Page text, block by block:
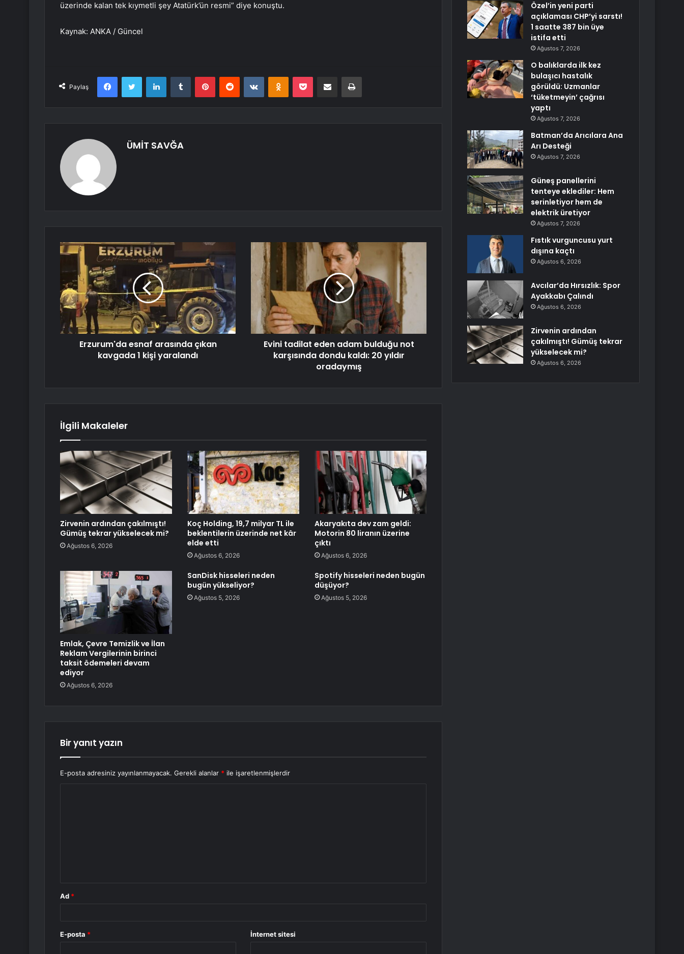
üzerinde kalan tek kıymetli şey Atatürk’ün resmi” diye konuştu.
Kaynak: ANKA / Güncel
Paylaş
FacebookTwitter LinkedInTumblr PinterestReddit VKontakteOdnoklassniki
Pocket E-Posta ile paylaş Yazdır
ÜMİT SAVĞA
Erzurum'da esnaf arasında çıkan
kavgada 1 kişi yaralandı
Evini tadilat eden adam bulduğu not
karşısında dondu kaldı: 20 yıldır
oradaymış
İlgili Makaleler
Zirvenin ardından çakılmıştı!
Gümüş tekrar yükselecek mi?
Ağustos 6, 2026
Koç Holding, 19,7 milyar TL ile
beklentilerin üzerinde net kâr
elde etti
Ağustos 6, 2026
Akaryakıta dev zam geldi:
Motorin 80 liranın üzerine
çıktı
Ağustos 6, 2026
Emlak, Çevre Temizlik ve İlan
Reklam Vergilerinin birinci
taksit ödemeleri devam
ediyor
Ağustos 6, 2026
SanDisk hisseleri neden
bugün yükseliyor?
Ağustos 5, 2026
Spotify hisseleri neden bugün
düşüyor?
Ağustos 5, 2026
Bir yanıt yazın
E-posta adresiniz yayınlanmayacak. Gerekli alanlar * ile işaretlenmişlerdir
Ad *
E-posta * İnternet sitesi
Özel’in yeni parti
açıklaması CHP’yi sarstı!
1 saatte 387 bin üye
istifa etti
Ağustos 7, 2026
O balıklarda ilk kez
bulaşıcı hastalık
görüldü: Uzmanlar
‘tüketmeyin’ çağrısı
yaptı
Ağustos 7, 2026
Batman’da Arıcılara Ana
Arı Desteği
Ağustos 7, 2026
Güneş panellerini
tenteye eklediler: Hem
serinletiyor hem de
elektrik üretiyor
Ağustos 7, 2026
Fıstık vurguncusu yurt
dışına kaçtı
Ağustos 6, 2026
Avcılar’da Hırsızlık: Spor
Ayakkabı Çalındı
Ağustos 6, 2026
Zirvenin ardından
çakılmıştı! Gümüş tekrar
yükselecek mi?
Ağustos 6, 2026